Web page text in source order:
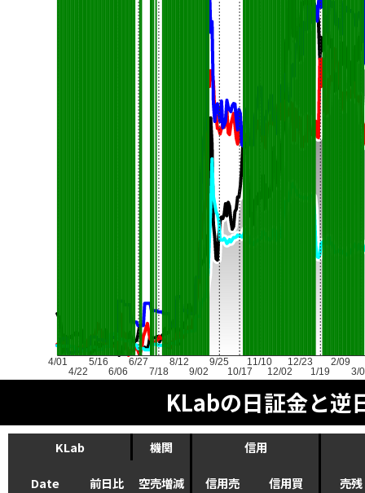
4/01
4/22
5/16
6/06
6/27
7/18
8/12
9/02
9/25
10/17
11/10
12/02
12/23
1/19
2/09
3/
KLabの日証金と逆
KLab 機関 信用
Date 前日比 空売増減 信用売 信用買 売残